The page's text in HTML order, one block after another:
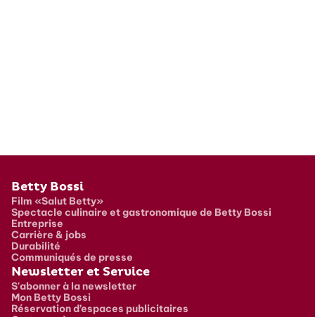
Pied de page
Betty Bossi
Film «Salut Betty»
Spectacle culinaire et gastronomique de Betty Bossi
Entreprise
Carrière & jobs
Durabilité
Communiqués de presse
Newsletter et Service
S'abonner à la newsletter
Mon Betty Bossi
Réservation d’espaces publicitaires